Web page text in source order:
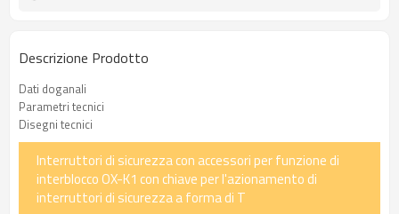
Descrizione Prodotto
Dati doganali
Parametri tecnici
Disegni tecnici
Interruttori di sicurezza con accessori per funzione di
interblocco OX-K1 con chiave per l'azionamento di
interruttori di sicurezza a forma di T